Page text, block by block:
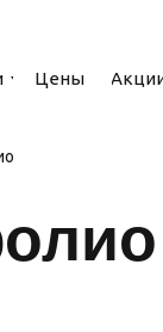
Цены